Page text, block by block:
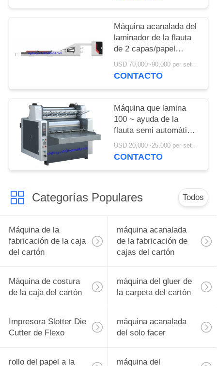
Máquina acanalada del
laminador de la flauta
de 2 capas/papel
superficial laminador
de la flauta de 5 capas
USD 70,000~90,000 per set MOQ:1 sistema
CONTACTO
Máquina que lamina
100 ~ ayuda de la
flauta semi automática
hidráulica de la
cartulina 1500gsm
USD 20,000~25,000 per set MOQ:1 sistema
CONTACTO
Categorías Populares Todos
Máquina de la
fabricación de la caja
del cartón
máquina acanalada
de la fabricación de
cajas del cartón
Máquina de costura
de la caja del cartón
máquina del gluer de
la carpeta del cartón
Impresora Slotter Die
Cutter de Flexo
máquina acanalada
del solo facer
rollo del papel a la máquina del